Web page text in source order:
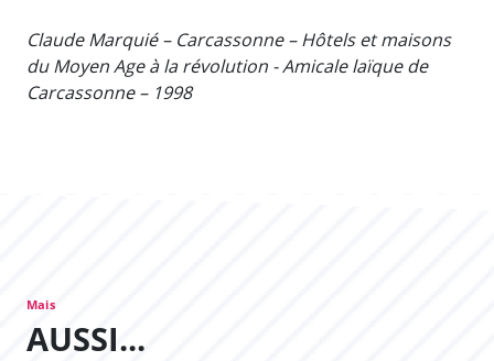
Claude Marquié – Carcassonne – Hôtels et maisons
du Moyen Age à la révolution - Amicale laïque de
Carcassonne – 1998
Mais
AUSSI...